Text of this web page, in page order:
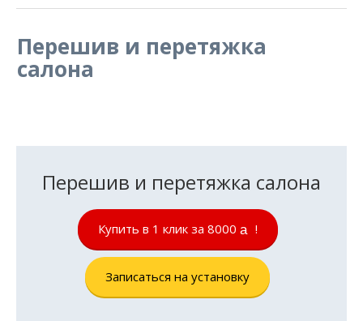
Перешив и перетяжка
салона
Перешив и перетяжка салона
Купить в 1 клик за 8000 руб.
!
Записаться на установку